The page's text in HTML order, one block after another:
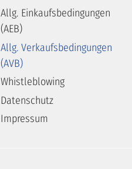
Allg. Einkaufsbedingungen
(AEB)
Allg. Verkaufsbedingungen
(AVB)
Whistleblowing
Datenschutz
Impressum